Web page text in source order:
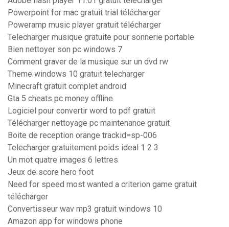
Powerpoint for mac gratuit trial télécharger
Poweramp music player gratuit télécharger
Telecharger musique gratuite pour sonnerie portable
Bien nettoyer son pc windows 7
Comment graver de la musique sur un dvd rw
Theme windows 10 gratuit telecharger
Minecraft gratuit complet android
Gta 5 cheats pc money offline
Logiciel pour convertir word to pdf gratuit
Télécharger nettoyage pc maintenance gratuit
Boite de reception orange trackid=sp-006
Telecharger gratuitement poids ideal 1 2 3
Un mot quatre images 6 lettres
Jeux de score hero foot
Need for speed most wanted a criterion game gratuit
télécharger
Convertisseur wav mp3 gratuit windows 10
Amazon app for windows phone